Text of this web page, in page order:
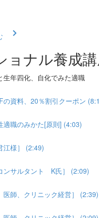
ョナル養成
生年四化、自化でみた適職
の資料、20％割引クーポン
適職のみかた[原則] (4:03)
様］ (2:49)
サルタント K氏］ (2:09)
、クリニック経営］ (2:39)